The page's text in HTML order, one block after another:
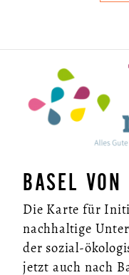
BASEL VON
Die Karte für
nachhaltige
der sozial-
jetzt auch nach